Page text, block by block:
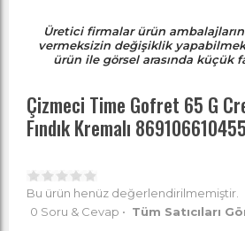
Üretici firmalar ürün
vermeksizin değişiklik
ürün ile görsel arasında küçük
Çizmeci Time Gofret 65 G
Fındık Kremalı
Bu ürün henüz değerlendirilmemiştir.
0 Soru & Cevap • Tüm Satıcıları